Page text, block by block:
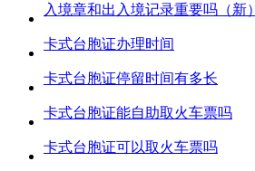
入境章和出入境记录重要吗（新）
卡式台胞证办理时间
卡式台胞证停留时间有多长
卡式台胞证能自助取火车票吗
卡式台胞证可以取火车票吗